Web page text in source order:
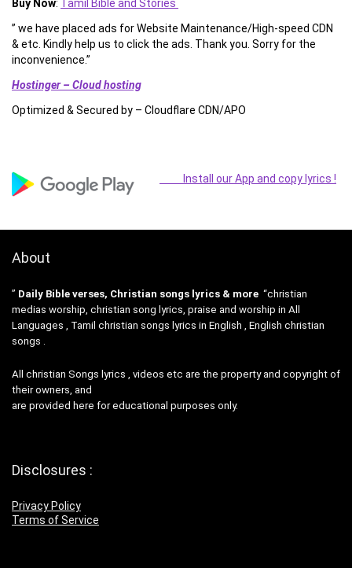
Buy Now: Tamil Bible and Stories
” we have placed ads for Website Maintenance/High-speed CDN
& etc. Kindly help us to click the ads. Thank you. Sorry for the
inconvenience.”
Hostinger – Cloud hosting
Optimized & Secured by – Cloudflare CDN/APO
Install our App and copy lyrics !
About
” Daily Bible verses, Christian songs lyrics & more “christian
medias worship, christian song lyrics, praise and worship in All
Languages , Tamil christian songs lyrics in English , English christian
songs .
All christian Songs lyrics , videos etc are the property and copyright of
their owners, and
are provided here for educational purposes only.
Disclosures :
Privacy Policy
Terms of Service